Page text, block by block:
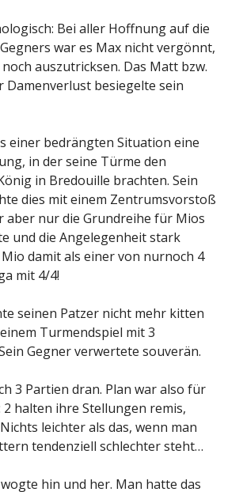
Bei aller Hoffnung auf die
war es Max nicht vergönnt,
auszutricksen. Das Matt bzw.
Damenverlust besiegelte sein
einer bedrängten Situation eine
in der seine Türme den
in Bredouille brachten. Sein
dies mit einem Zentrumsvorstoß
aber nur die Grundreihe für Mios
und die Angelegenheit stark
damit als einer von nurnoch 4
mit 4/4!
seinen Patzer nicht mehr kitten
Turmendspiel mit 3
Gegner verwertete souverän.
3 Partien dran. Plan war also für
2 halten ihre Stellungen remis,
leichter als das, wenn man
tendenziell schlechter steht…
hin und her. Man hatte das